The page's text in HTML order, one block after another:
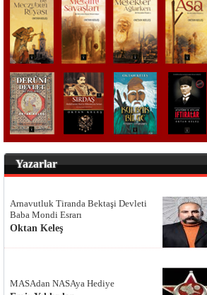
Yazarlar
Arnavutluk Tiranda Bektaşi Devleti
Baba Mondi Esrarı
Oktan Keleş
MASAdan NASAya Hediye